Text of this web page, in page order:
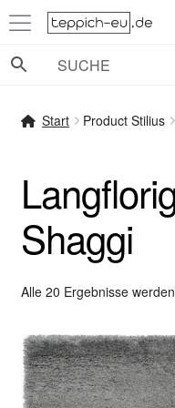
Zur
Navigation
springen
Zum
Inhalt
springen
Start Product Stilius
Shaggi
Alle 20 Ergebnisse